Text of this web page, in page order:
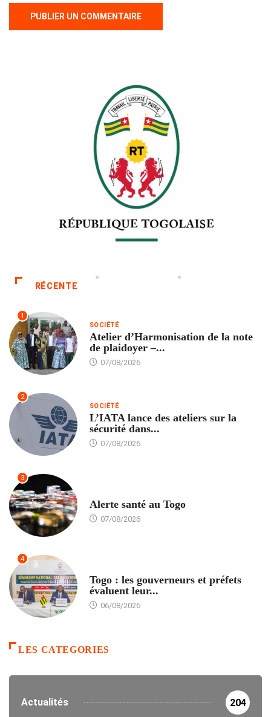
RÉCENTE
1
SOCIÉTÉ
Atelier d’Harmonisation de la note
de plaidoyer –...
07/08/2026
2
SOCIÉTÉ
L’IATA lance des ateliers sur la
sécurité dans...
07/08/2026
3
Alerte santé au Togo
07/08/2026
4
Togo : les gouverneurs et préfets
évaluent leur...
06/08/2026
LES CATEGORIES
Actualités 204